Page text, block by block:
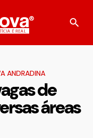
ANDRADINA
de
áreas